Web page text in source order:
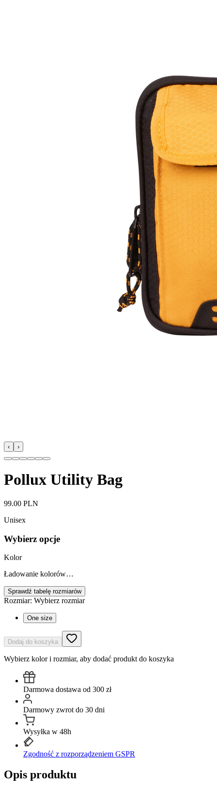
‹ ›
Pollux Utility Bag
99.00 PLN
Unisex
Wybierz opcje
Kolor
Ładowanie kolorów…
Sprawdź tabelę rozmiarów
Rozmiar: Wybierz rozmiar
One size
Dodaj do koszyka
Wybierz kolor i rozmiar, aby dodać produkt do koszyka
Darmowa dostawa od 300 zł
Darmowy zwrot do 30 dni
Wysyłka w 48h
Zgodność z rozporządzeniem GSPR
Opis produktu